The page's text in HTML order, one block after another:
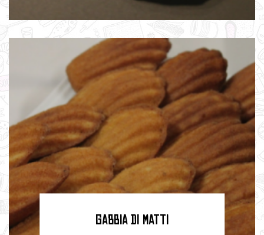
GABBIA DI MATTI